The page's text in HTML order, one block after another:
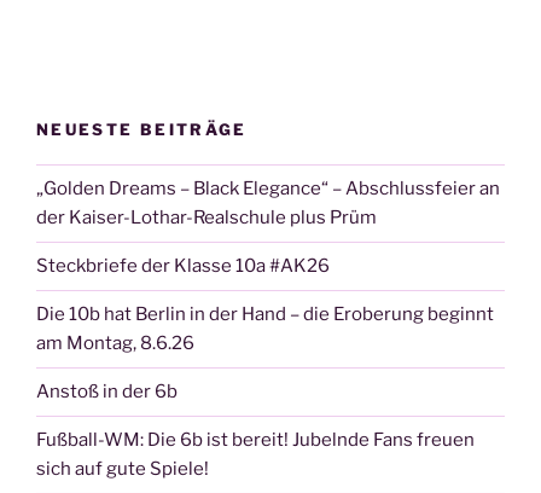
NEUESTE BEITRÄGE
„Golden Dreams – Black Elegance“ – Abschlussfeier an
der Kaiser-Lothar-Realschule plus Prüm
Steckbriefe der Klasse 10a #AK26
Die 10b hat Berlin in der Hand – die Eroberung beginnt
am Montag, 8.6.26
Anstoß in der 6b
Fußball-WM: Die 6b ist bereit! Jubelnde Fans freuen
sich auf gute Spiele!